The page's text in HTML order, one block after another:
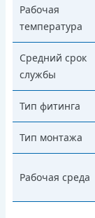
Рабочая
температура
Средний срок
службы
Тип фитинга
Тип монтажа
Рабочая среда